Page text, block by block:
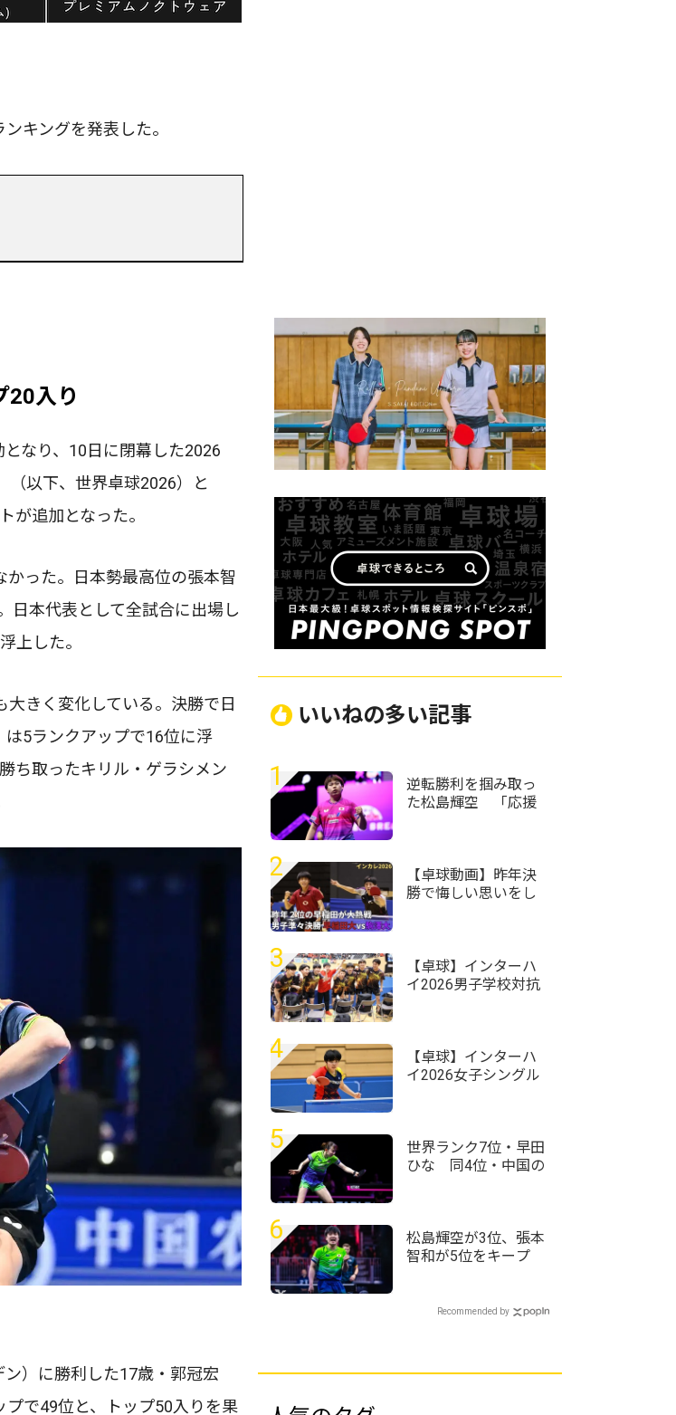
キングを発表した。
20入り
なり、10日に閉幕した2026
（以下、世界卓球2026）と
が追加となった。
った。日本勢最高位の張本智
日本代表として全試合に出場し
上した。
きく変化している。決勝で日
5ランクアップで16位に浮
ち取ったキリル・ゲラシメン
）に勝利した17歳・郭冠宏
プで49位と、トップ50入りを果
いいねの多い記事
1
逆転勝利を掴み取っ
た松島輝空 「応援
ンズ横浜2026＞
2
【卓球動画】昨年決
勝で悔しい思いをし
勝 早稲田大vs駒澤
大
3
【卓球】インターハ
イ2026男子学校対抗
4
【卓球】インターハ
イ2026女子シングル
入る
5
世界ランク7位・早田
ひな 同4位・中国の
2026＞
6
松島輝空が3位、張本
智和が5位をキープ
｜卓球男子世界ラン
Recommended by